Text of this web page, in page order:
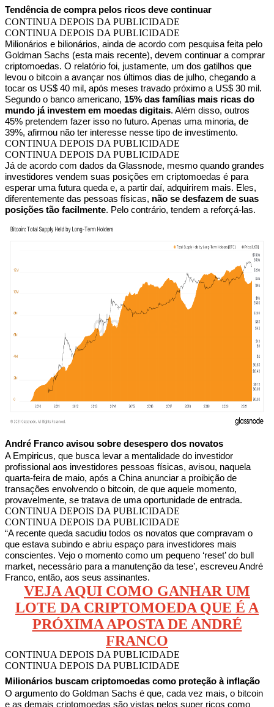
Tendência de compra pelos ricos deve continuar
CONTINUA DEPOIS DA PUBLICIDADE
CONTINUA DEPOIS DA PUBLICIDADE
Milionários e bilionários, ainda de acordo com pesquisa feita pelo
Goldman Sachs (esta mais recente), devem continuar a comprar
criptomoedas. O relatório foi, justamente, um dos gatilhos que
levou o bitcoin a avançar nos últimos dias de julho, chegando a
tocar os US$ 40 mil, após meses travado próximo a US$ 30 mil.
Segundo o banco americano, 15% das famílias mais ricas do
mundo já investem em moedas digitais. Além disso, outros
45% pretendem fazer isso no futuro. Apenas uma minoria, de
39%, afirmou não ter interesse nesse tipo de investimento.
CONTINUA DEPOIS DA PUBLICIDADE
CONTINUA DEPOIS DA PUBLICIDADE
Já de acordo com dados da Glassnode, mesmo quando grandes
investidores vendem suas posições em criptomoedas é para
esperar uma futura queda e, a partir daí, adquirirem mais. Eles,
diferentemente das pessoas físicas, não se desfazem de suas
posições tão facilmente. Pelo contrário, tendem a reforçá-las.
André Franco avisou sobre desespero dos novatos
A Empiricus, que busca levar a mentalidade do investidor
profissional aos investidores pessoas físicas, avisou, naquela
quarta-feira de maio, após a China anunciar a proibição de
transações envolvendo o bitcoin, de que aquele momento,
provavelmente, se tratava de uma oportunidade de entrada.
CONTINUA DEPOIS DA PUBLICIDADE
CONTINUA DEPOIS DA PUBLICIDADE
“A recente queda sacudiu todos os novatos que compravam o
que estava subindo e abriu espaço para investidores mais
conscientes. Vejo o momento como um pequeno ‘reset’ do bull
market, necessário para a manutenção da tese’, escreveu André
Franco, então, aos seus assinantes.
VEJA AQUI COMO GANHAR UM
LOTE DA CRIPTOMOEDA QUE É A
PRÓXIMA APOSTA DE ANDRÉ
FRANCO
CONTINUA DEPOIS DA PUBLICIDADE
CONTINUA DEPOIS DA PUBLICIDADE
Milionários buscam criptomoedas como proteção à inflação
O argumento do Goldman Sachs é que, cada vez mais, o bitcoin
e as demais criptomoedas são vistas pelos super ricos como